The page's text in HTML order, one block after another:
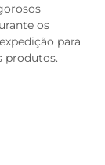
os
para
produtos.